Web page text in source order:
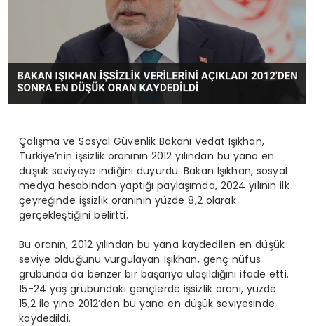
Çalışma ve Sosyal Güvenlik Bakanı Vedat Işıkhan,
Türkiye’nin işsizlik oranının 2012 yılından bu yana en
düşük seviyeye indiğini duyurdu. Bakan Işıkhan, sosyal
medya hesabından yaptığı paylaşımda, 2024 yılının ilk
çeyreğinde işsizlik oranının yüzde 8,2 olarak
gerçekleştiğini belirtti.
Bu oranın, 2012 yılından bu yana kaydedilen en düşük
seviye olduğunu vurgulayan Işıkhan, genç nüfus
grubunda da benzer bir başarıya ulaşıldığını ifade etti.
15-24 yaş grubundaki gençlerde işsizlik oranı, yüzde
15,2 ile yine 2012’den bu yana en düşük seviyesinde
kaydedildi.